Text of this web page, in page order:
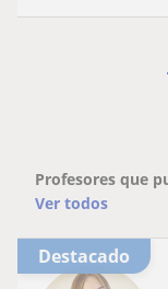
Profesores que
Ver todos
Destacado